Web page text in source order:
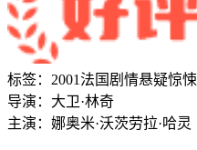
标签： 2001法国 剧情悬疑惊悚
导演： 大卫·林奇
主演： 娜奥米·沃茨劳拉·哈灵